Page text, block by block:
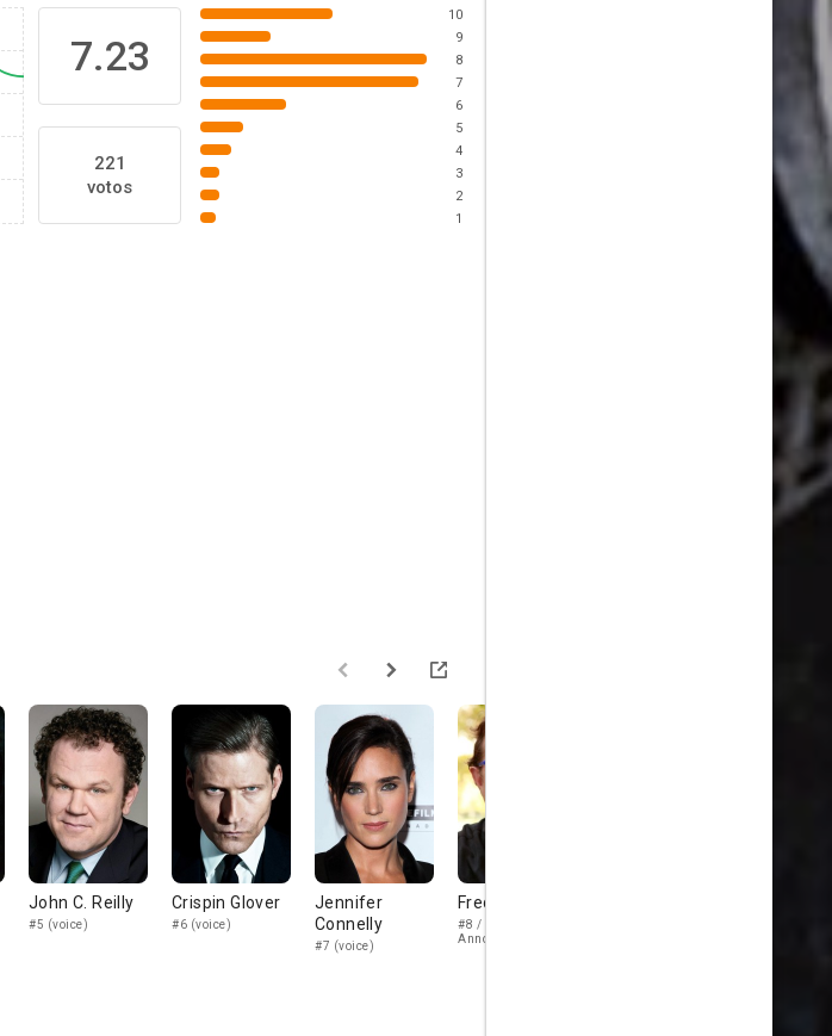
7.23
221
votos
10
9
8
7
6
5
4
3
2
1
John C. Reilly
#5 (voice)
Crispin Glover
#6 (voice)
Jennifer
Connelly
#7 (voice)
Fred Tatasciore
#8 / Radio
Announcer (voice)